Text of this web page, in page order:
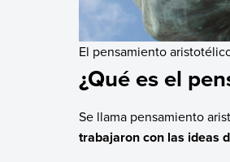
El pensamiento
¿Qué es el
Se llama pensamiento
trabajaron con las ideas